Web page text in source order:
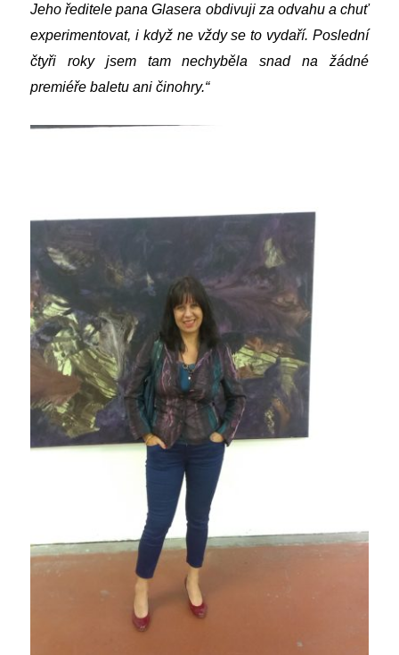
Jeho ředitele pana Glasera obdivuji za odvahu a chuť
experimentovat, i když ne vždy se to vydaří. Poslední
čtyři roky jsem tam nechyběla snad na žádné
premiéře baletu ani činohry.“